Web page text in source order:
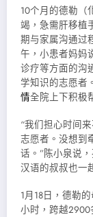
10个月的德勒（
竭，急需肝移植
期与家属沟通过
午，小患者妈妈
诊疗等方面的沟
学知识的志愿者
情全院上下积极
“我们担心时间
志愿者。没想到
话。”陈小泉说
汉语的叔叔也一
1月18日，德勒
小时，跨越2900